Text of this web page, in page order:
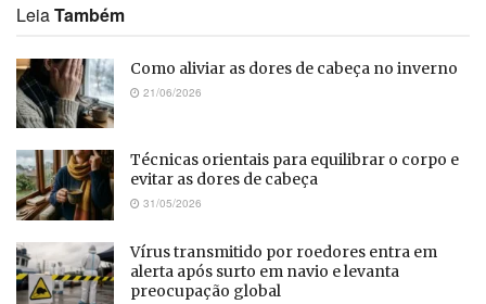
LeiaTambém
Como aliviar as dores de cabeça no inverno
21/06/2026
Técnicas orientais para equilibrar o corpo e
evitar as dores de cabeça
31/05/2026
Vírus transmitido por roedores entra em
alerta após surto em navio e levanta
preocupação global